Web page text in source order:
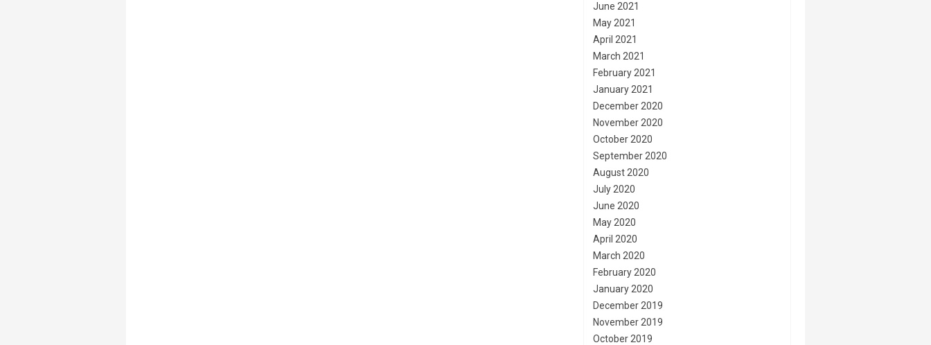
June 2021
May 2021
April 2021
March 2021
February 2021
January 2021
December 2020
November 2020
October 2020
September 2020
August 2020
July 2020
June 2020
May 2020
April 2020
March 2020
February 2020
January 2020
December 2019
November 2019
October 2019